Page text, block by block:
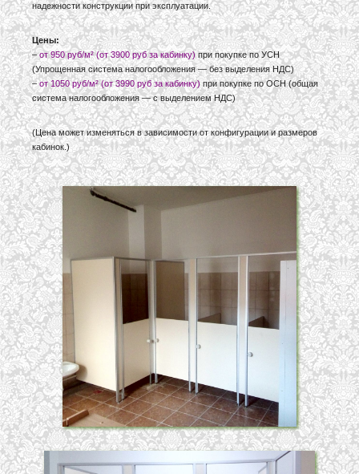
надежности конструкции при эксплуатации.
Цены:
–от 950 руб/м² (от 3900 руб за кабинку)при покупке по УСН
(Упрощенная система налогообложения — без выделения НДС)
–от 1050 руб/м² (от 3990 руб за кабинку)при покупке по ОСН (общая
система налогообложения — с выделением НДС)
(Цена может изменяться в зависимости от конфигурации и размеров
кабинок.)